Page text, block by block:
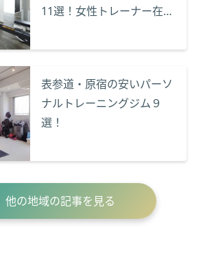
11選！女性トレーナー在籍
介！
表参道・原宿の安いパーソ
ナルトレーニングジム９
選！
他の地域の記事を見る